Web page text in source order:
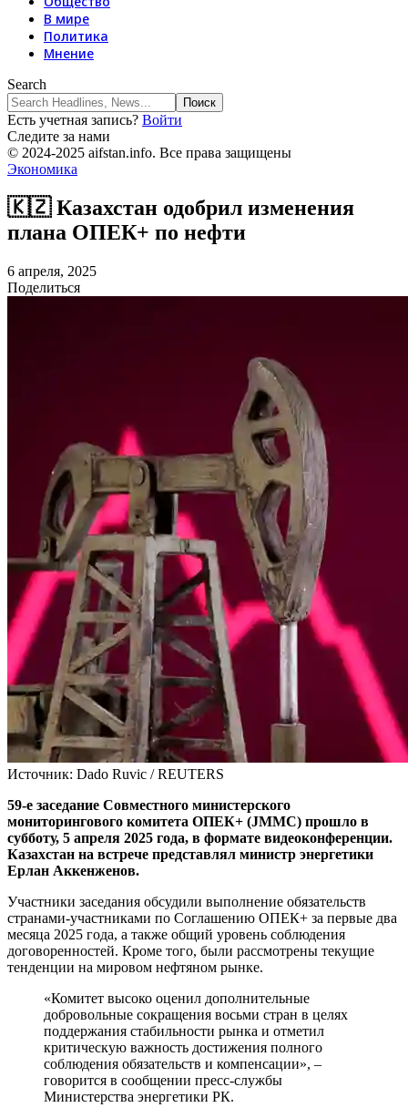
В мире
Политика
Мнение
Search
Есть учетная запись? Войти
Следите за нами
© 2024-2025 aifstan.info. Все права защищены
Экономика
🇰🇿 Казахстан одобрил изменения
плана ОПЕК+ по нефти
6 апреля, 2025
Поделиться
Источник: Dado Ruvic / REUTERS
59-е заседание Совместного министерского
мониторингового комитета ОПЕК+ (JMMC) прошло в
субботу, 5 апреля 2025 года, в формате видеоконференции.
Казахстан на встрече представлял министр энергетики
Ерлан Аккенженов.
Участники заседания обсудили выполнение обязательств
странами-участниками по Соглашению ОПЕК+ за первые два
месяца 2025 года, а также общий уровень соблюдения
договоренностей. Кроме того, были рассмотрены текущие
тенденции на мировом нефтяном рынке.
«Комитет высоко оценил дополнительные
добровольные сокращения восьми стран в целях
поддержания стабильности рынка и отметил
критическую важность достижения полного
соблюдения обязательств и компенсации», –
говорится в сообщении пресс-службы
Министерства энергетики РК.